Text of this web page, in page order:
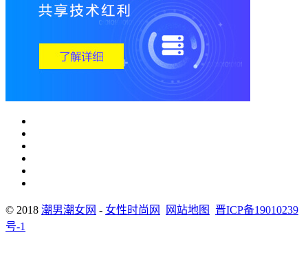
© 2018 潮男潮女网 - 女性时尚网 网站地图
晋ICP备19010239
号-1